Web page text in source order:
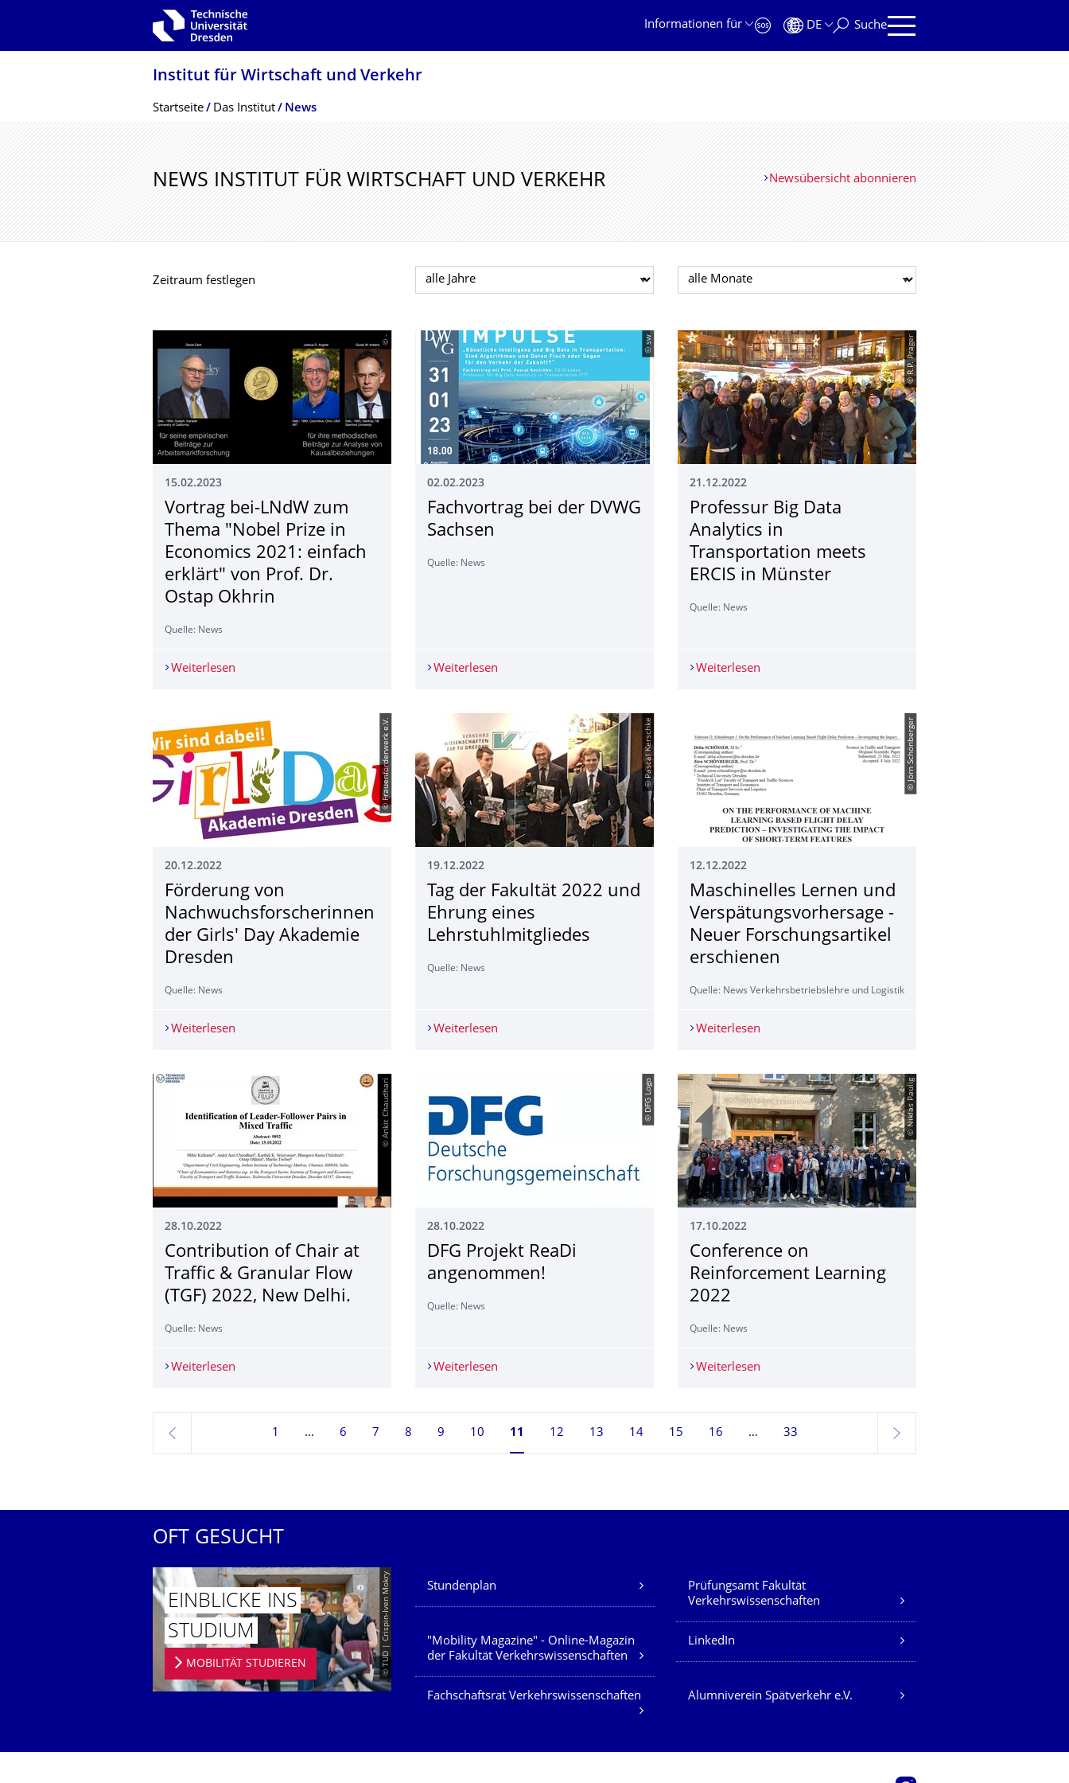
Zur Hauptnavigation springen
Informationen für
DE Suche
Institut für Wirtschaft und Verkehr
Breadcrumb-Menü
Startseite Das Institut News
NEWS INSTITUT FÜR WIRTSCHAFT UND VERKEHR Newsübersicht abonnieren
Zeitraum festlegen Jahr auswählen Monat auswählen
© -
15.02.2023
Vortrag bei-LNdW zum
Thema "Nobel Prize in
Economics 2021: einfach
erklärt" von Prof. Dr.
Ostap Okhrin
Quelle: News
Weiterlesen Vortrag bei-LNdW zum Thema "Nobel Prize in Economics 2021: einfach erklärt" von Prof. Dr. Ostap Okhrin
© sw
02.02.2023
Fachvortrag bei der DVWG
Sachsen
Quelle: News
Weiterlesen Fachvortrag bei der DVWG Sachsen
© R.P. Prager
21.12.2022
Professur Big Data
Analytics in
Transportation meets
ERCIS in Münster
Quelle: News
Weiterlesen
© Frauenförderwerk e.V.
20.12.2022
Förderung von ​​
Nachwuchsforsche­rinnen
der Girls' Day Akademie
Dresden
Quelle: News
Weiterlesen Förderung von ​​Nachwuchsforscherinnen der Girls' Day Akademie Dresden
© Pascal Kerschke
19.12.2022
Tag der Fakultät 2022 und
Ehrung eines
Lehrstuhlmitglie­des
Quelle: News
Weiterlesen Tag der Fakultät 2022 und Ehrung eines Lehrstuhlmitgliedes
© Jörn Schönberger
12.12.2022
Maschinelles Lernen und
Verspätungsvorher­sage -
Neuer Forschungsartikel
erschienen
Quelle: News Verkehrsbetriebslehre und Logistik
Weiterlesen
© Ankit Chaudhari
28.10.2022
Contribution of Chair at
Traffic & Granular Flow
(TGF) 2022, New Delhi.
Quelle: News
Weiterlesen Contribution of Chair at Traffic & Granular Flow (TGF) 2022, New Delhi.
© DFG Logo
28.10.2022
DFG Projekt ReaDi
angenommen!
Quelle: News
Weiterlesen
© Niklas Paulig
17.10.2022
Conference on
Reinforcement Learning
2022
Quelle: News
Weiterlesen
zurück
1 6 7 8 9 10 Seite 11, aktuell ausgewählt
11 12 13 14 15 16 33
weiter
OFT GESUCHT
© TUD | Crispin-Iven Mokry
EINBLICKE INS
STUDIUM
MOBILITÄT STUDIEREN
Unsere Dienste
Stundenplan
Prüfungsamt Fakultät
Verkehrswissenschaften
"Mobility Magazine" - Online-Magazin
der Fakultät Verkehrswissenschaften
LinkedIn
Fachschaftsrat Verkehrswissenschaften Alumniverein Spätverkehr e.V.